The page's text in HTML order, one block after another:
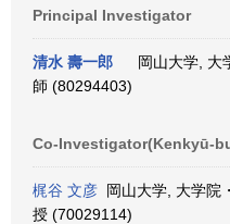
Principal Investigator
清水 壽一郎
岡山大学, 大
師 (80294403)
Co-Investigator(Kenkyū-
梶谷 文彦 岡山大学, 大学院
授 (70029114)